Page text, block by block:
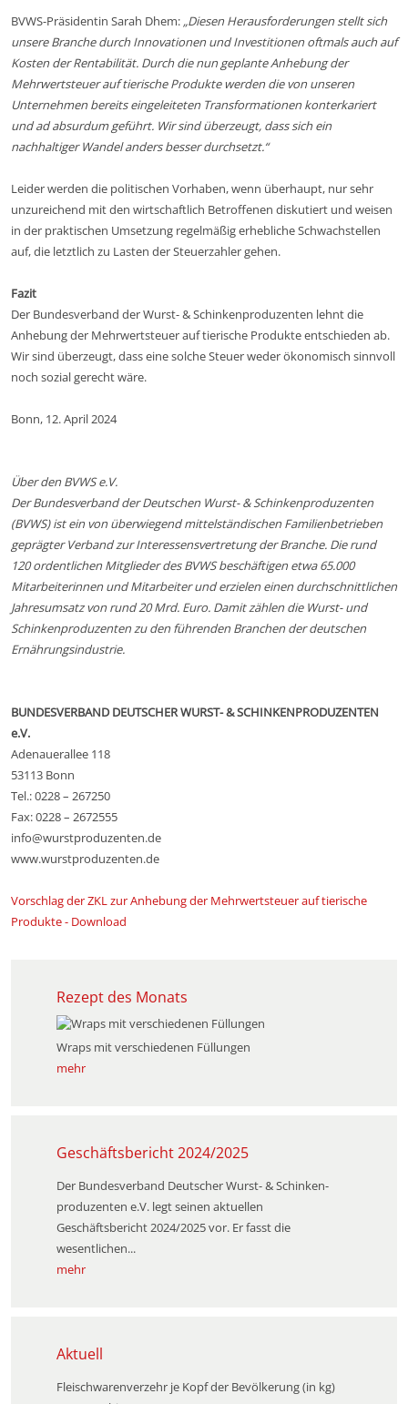
BVWS-Präsidentin Sarah Dhem: „Diesen Herausforderungen stellt sich
unsere Branche durch Innovationen und Investitionen oftmals auch auf
Kosten der Rentabilität. Durch die nun geplante Anhebung der
Mehrwertsteuer auf tierische Produkte werden die von unseren
Unternehmen bereits eingeleiteten Transformationen konterkariert
und ad absurdum geführt. Wir sind überzeugt, dass sich ein
nachhaltiger Wandel anders besser durchsetzt.“
Leider werden die politischen Vorhaben, wenn überhaupt, nur sehr
unzureichend mit den wirtschaftlich Betroffenen diskutiert und weisen
in der praktischen Umsetzung regelmäßig erhebliche Schwachstellen
auf, die letztlich zu Lasten der Steuerzahler gehen.
Fazit
Der Bundesverband der Wurst- & Schinkenproduzenten lehnt die
Anhebung der Mehrwertsteuer auf tierische Produkte entschieden ab.
Wir sind überzeugt, dass eine solche Steuer weder ökonomisch sinnvoll
noch sozial gerecht wäre.
Bonn, 12. April 2024
Über den BVWS e.V.
Der Bundesverband der Deutschen Wurst- & Schinkenproduzenten
(BVWS) ist ein von überwiegend mittelständischen Familienbetrieben
geprägter Verband zur Interessensvertretung der Branche. Die rund
120 ordentlichen Mitglieder des BVWS beschäftigen etwa 65.000
Mitarbeiterinnen und Mitarbeiter und erzielen einen durchschnittlichen
Jahresumsatz von rund 20 Mrd. Euro. Damit zählen die Wurst- und
Schinkenproduzenten zu den führenden Branchen der deutschen
Ernährungsindustrie.
BUNDESVERBAND DEUTSCHER WURST- & SCHINKENPRODUZENTEN
e.V.
Adenauerallee 118
53113 Bonn
Tel.: 0228 – 267250
Fax: 0228 – 2672555
info@wurstproduzenten.de
www.wurstproduzenten.de
Vorschlag der ZKL zur Anhebung der Mehrwertsteuer auf tierische
Produkte - Download
Rezept des Monats
Wraps mit verschiedenen Füllungen
mehr
Geschäftsbericht 2024/2025
Der Bundesverband Deutscher Wurst- & Schinken­
produzenten e.V. legt seinen aktuellen
Geschäftsbericht 2024/2025 vor. Er fasst die
wesentlichen...
mehr
Aktuell
Fleischwarenverzehr je Kopf der Bevölkerung (in kg)